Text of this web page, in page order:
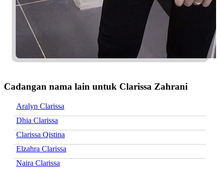
Cadangan nama lain untuk Clarissa Zahrani
Aralyn Clarissa
Dhia Clarissa
Clarissa Qistina
Elzahra Clarissa
Naira Clarissa